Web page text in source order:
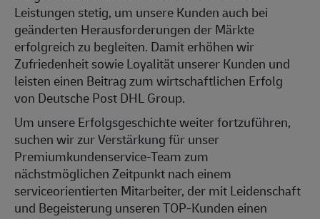
Leistungen stetig, um unsere Kunden auch bei
geänderten Herausforderungen der Märkte
erfolgreich zu begleiten. Damit erhöhen wir
Zufriedenheit sowie Loyalität unserer Kunden und
leisten einen Beitrag zum wirtschaftlichen Erfolg
von Deutsche Post DHL Group.
Um unsere Erfolgsgeschichte weiter fortzuführen,
suchen wir zur Verstärkung für unser
Premiumkundenservice-Team zum
nächstmöglichen Zeitpunkt nach einem
serviceorientierten Mitarbeiter, der mit Leidenschaft
und Begeisterung unseren TOP-Kunden einen